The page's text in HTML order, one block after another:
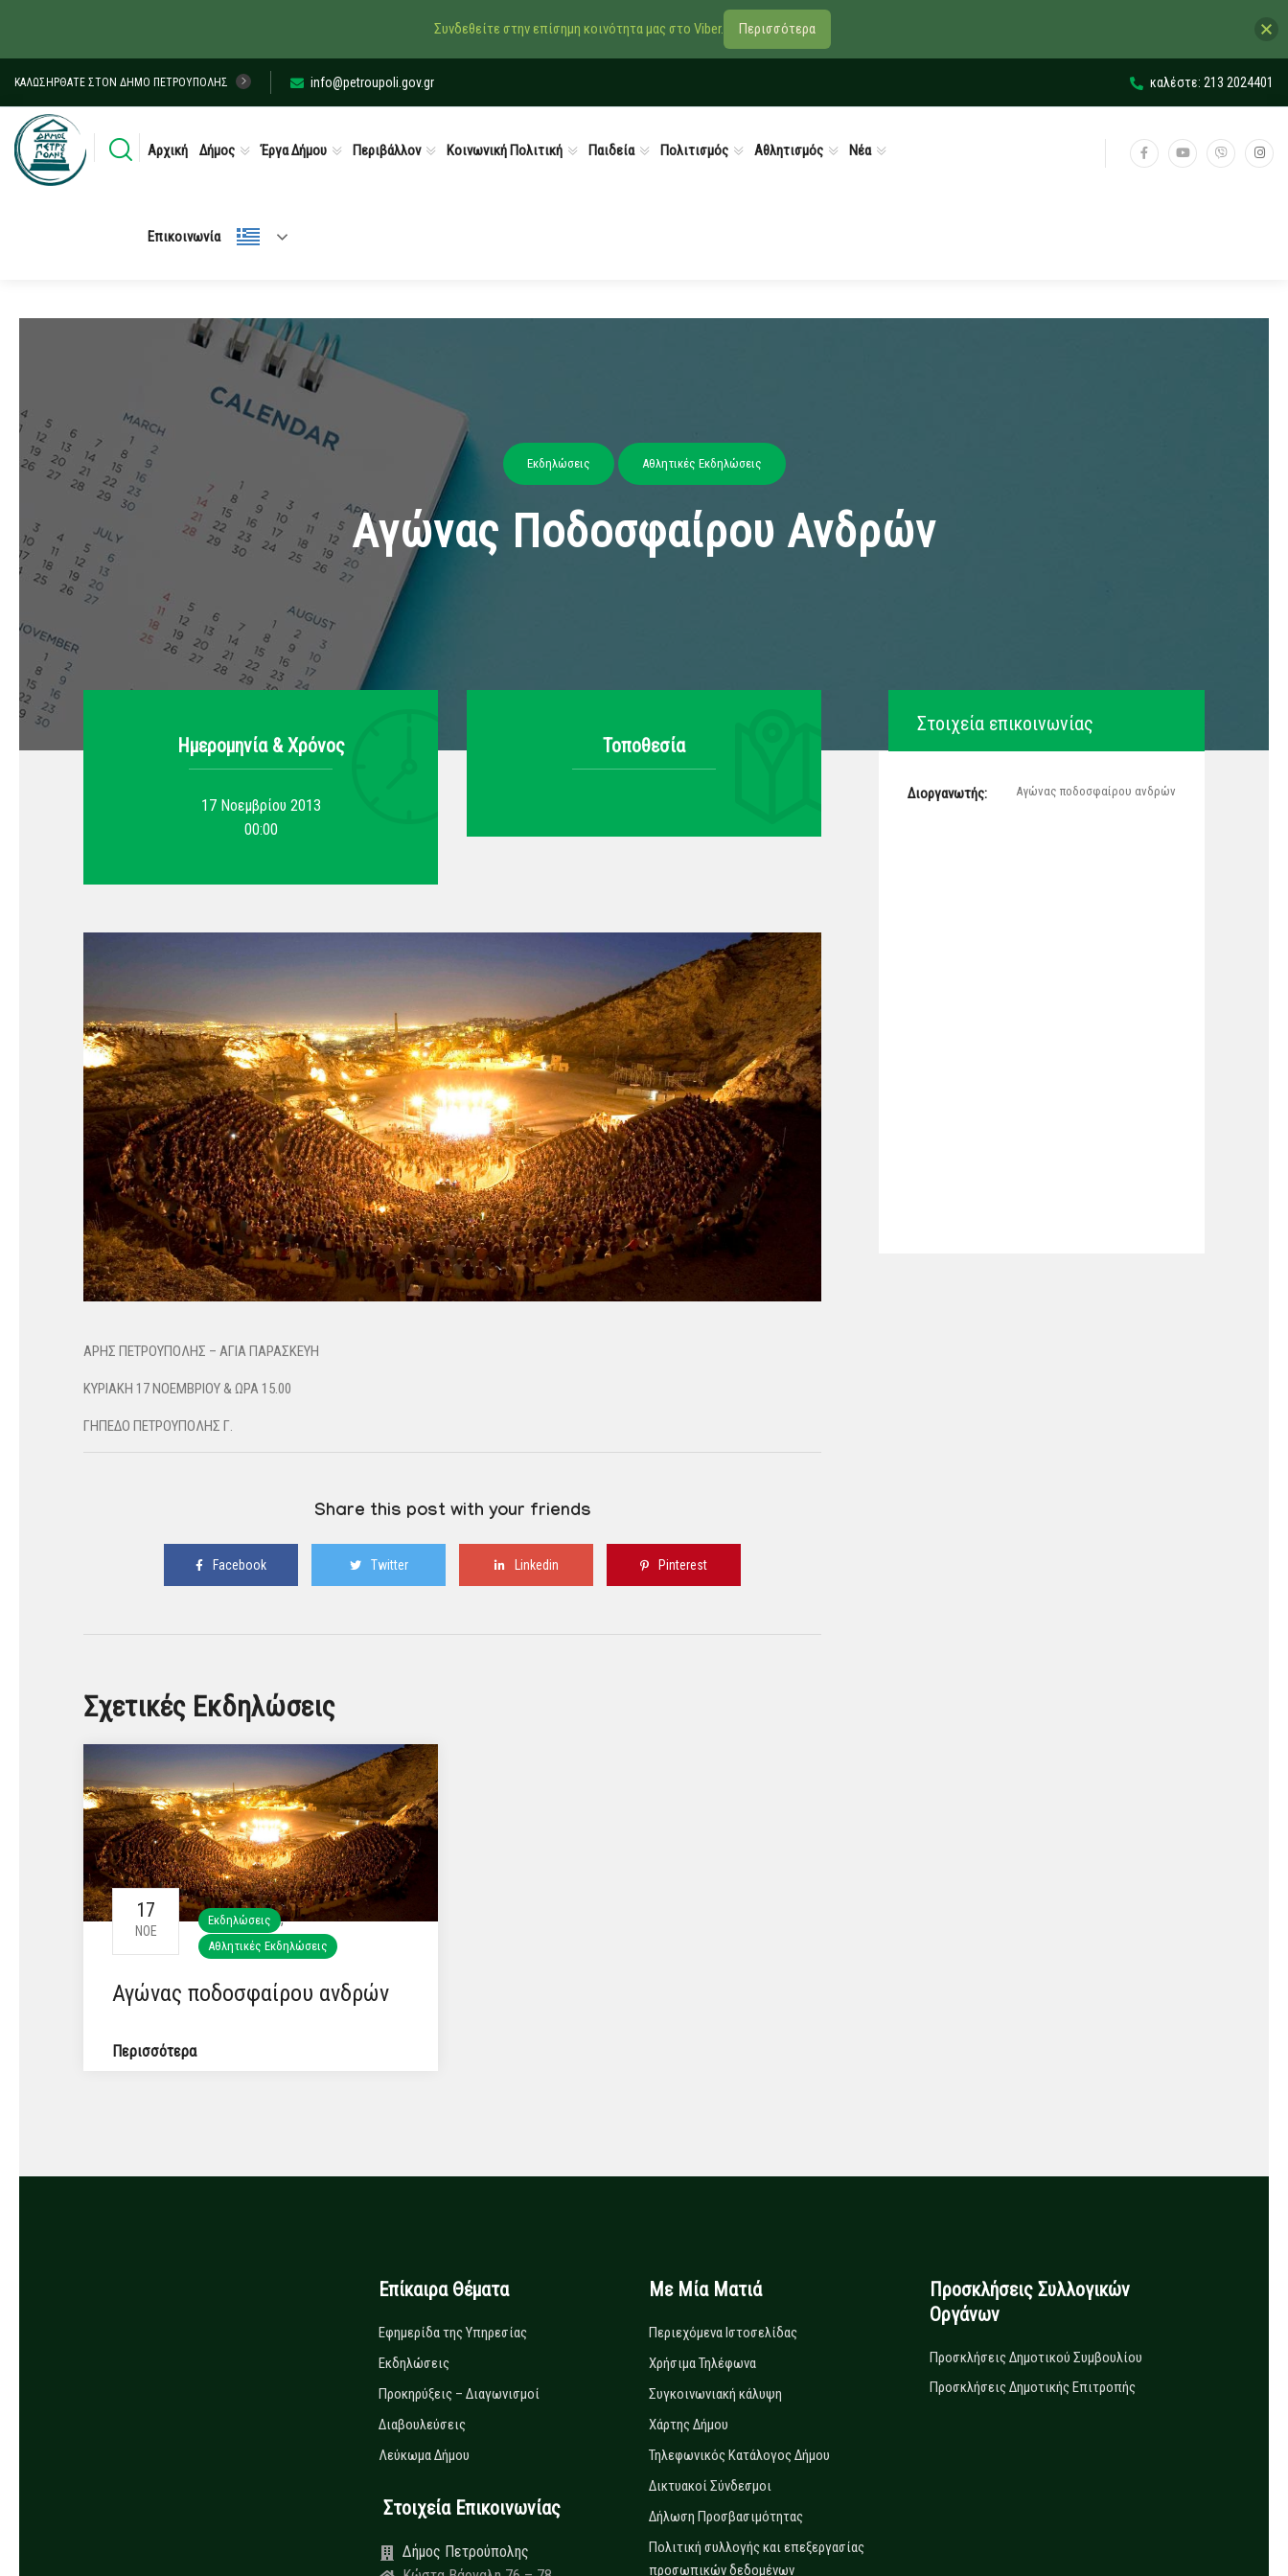
ΚΑΛΩΣΉΡΘΑΤΕ ΣΤΟΝ ΔΉΜΟ ΠΕΤΡΟΎΠΟΛΗΣ info@petroupoli.gov.gr καλέστε: 213 2024401
Αρχική Δήμος Έργα Δήμου Περιβάλλον Κοινωνική Πολιτική Παιδεία Πολιτισμός Αθλητισμός Νέα
Επικοινωνία
Εκδηλώσεις Αθλητικές Εκδηλώσεις
Αγώνας Ποδοσφαίρου Ανδρών
Ημερομηνία & Xρόνος
17 Νοεμβρίου 2013
00:00
Τοποθεσία
ΑΡΗΣ ΠΕΤΡΟΥΠΟΛΗΣ – ΑΓΙΑ ΠΑΡΑΣΚΕΥΗ
ΚΥΡΙΑΚΗ 17 ΝΟΕΜΒΡΙΟΥ & ΩΡΑ 15.00
ΓΗΠΕΔΟ ΠΕΤΡΟΥΠΟΛΗΣ Γ.
Share this post with your friends
Facebook Twitter Linkedin Pinterest
Σχετικές Εκδηλώσεις
17
ΝΟΈ
Εκδηλώσεις ,
Αθλητικές Εκδηλώσεις
Αγώνας ποδοσφαίρου ανδρών
Περισσότερα
Στοιχεία επικοινωνίας
Διοργανωτής: Αγώνας ποδοσφαίρου ανδρών
Επίκαιρα Θέματα
Εφημερίδα της Υπηρεσίας
Εκδηλώσεις
Προκηρύξεις – Διαγωνισμοί
Διαβουλεύσεις
Λεύκωμα Δήμου
Στοιχεία Επικοινωνίας
Δήμος Πετρούπολης
Με Μία Ματιά
Περιεχόμενα Ιστοσελίδας
Χρήσιμα Τηλέφωνα
Συγκοινωνιακή κάλυψη
Χάρτης Δήμου
Τηλεφωνικός Κατάλογος Δήμου
Δικτυακοί Σύνδεσμοι
Δήλωση Προσβασιμότητας
Πολιτική συλλογής και επεξεργασίας
προσωπικών δεδομένων
Προσκλήσεις Συλλογικών
Οργάνων
Προσκλήσεις Δημοτικού Συμβουλίου
Προσκλήσεις Δημοτικής Επιτροπής
Συνδεθείτε στην επίσημη κοινότητα μας στο Viber. Περισσότερα